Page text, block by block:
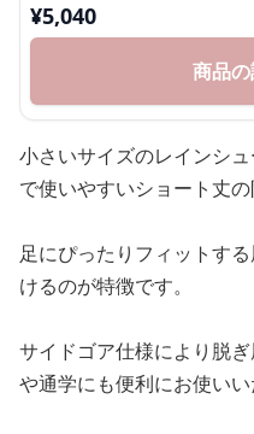
¥5,040
商品
小さいサイズのレインシ
で使いやすいショート丈
足にぴったりフィットす
けるのが特徴です。
サイドゴア仕様により脱
や通学にも便利にお使いい